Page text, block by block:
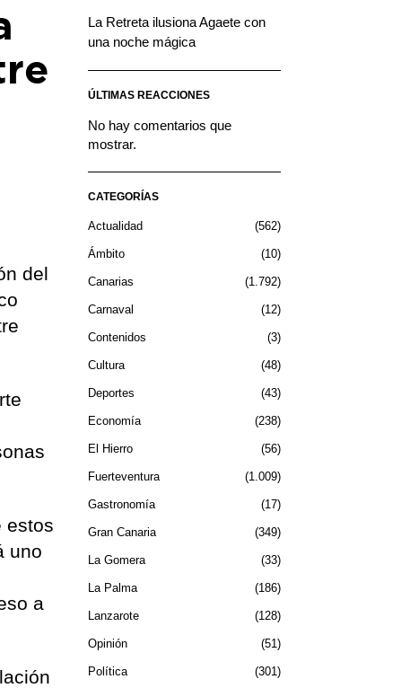
del
estos
uno
a
La Retreta ilusiona Agaete con
una noche mágica
ÚLTIMAS REACCIONES
No hay comentarios que
mostrar.
CATEGORÍAS
Actualidad 562
Ámbito 10
Canarias 1.792
Carnaval 12
Contenidos 3
Cultura 48
Deportes 43
Economía 238
El Hierro 56
Fuerteventura 1.009
Gastronomía 17
Gran Canaria 349
La Gomera 33
La Palma 186
Lanzarote 128
Opinión 51
Política 301